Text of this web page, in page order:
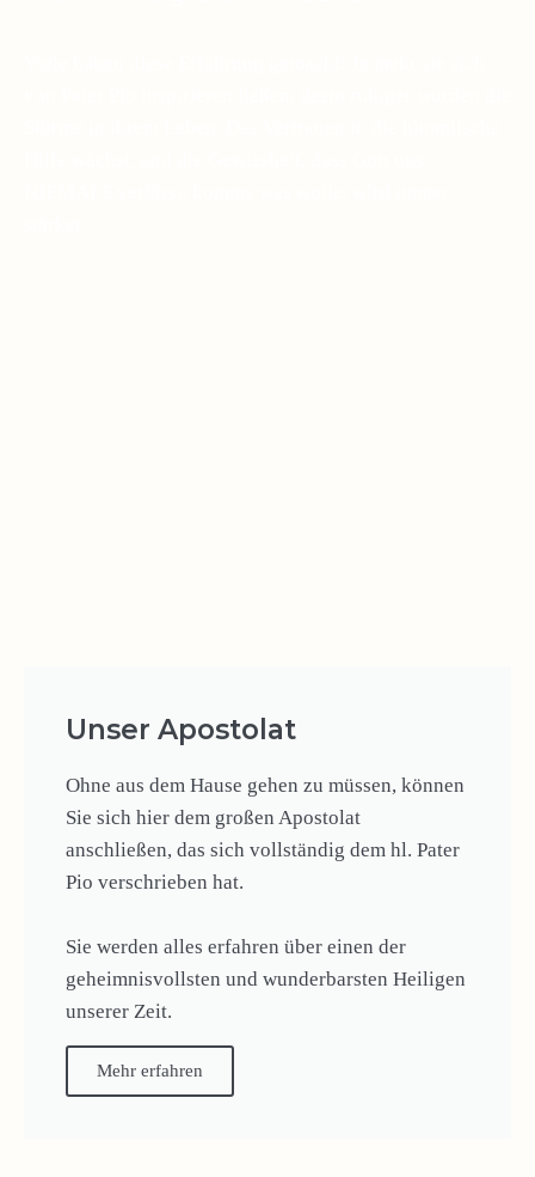
Unser Apostolat
Ohne aus dem Hause gehen zu müssen, können
Sie sich hier dem großen Apostolat
anschließen, das sich vollständig dem hl. Pater
Pio verschrieben hat.
Sie werden alles erfahren über einen der
geheimnisvollsten und wunderbarsten Heiligen
unserer Zeit.
Mehr erfahren